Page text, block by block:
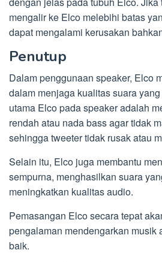
mengalir ke Elco melebihi batas
dapat mengalami kerusakan
Penutup
Dalam penggunaan speaker, Elco
dalam menjaga kualitas suara
utama Elco pada speaker adalah
rendah atau nada bass agar tidak
sehingga tweeter tidak rusak atau
Selain itu, Elco juga membantu
sempurna, menghasilkan suara
meningkatkan kualitas audio.
Pemasangan Elco secara tepat
pengalaman mendengarkan musik
baik.